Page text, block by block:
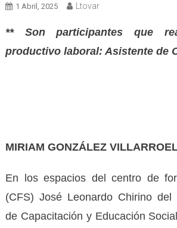
1 Abril, 2025 Ltovar
** Son participantes que
productivo laboral: Asistente de
MIRIAM GONZÁLEZ
En los espacios del centro de
(CFS) José Leonardo Chirino del
de Capacitación y Educación